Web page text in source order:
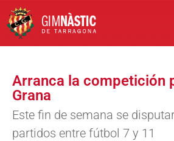
Arranca la competición
Grana
Este fin de semana se
partidos entre fútbol 7 y 11